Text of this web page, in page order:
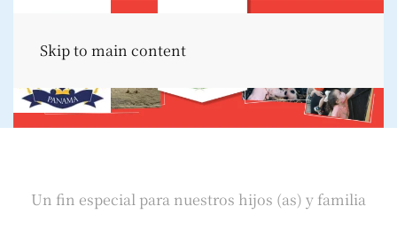
Skip to main content
Un fin especial para nuestros hijos (as) y familia